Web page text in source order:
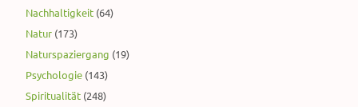
Nachhaltigkeit (64)
Natur (173)
Naturspaziergang (19)
Psychologie (143)
Spiritualität (248)